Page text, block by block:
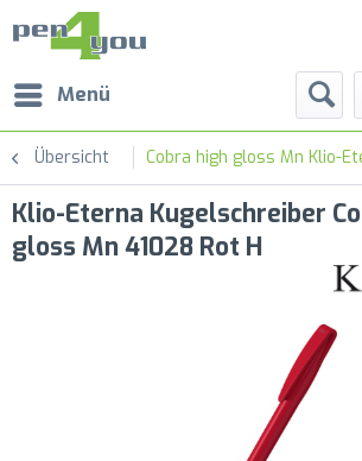
Menü
Übersicht Cobra high gloss Mn Klio-
Klio-Eterna Kugelschreiber
gloss Mn 41028 Rot H